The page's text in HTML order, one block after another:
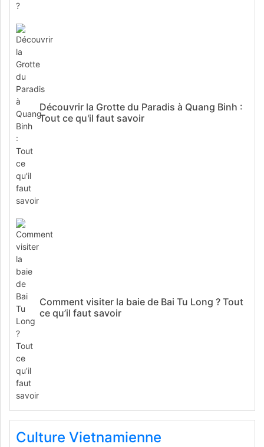
Découvrir la Grotte du Paradis à Quang Binh :
Tout ce qu'il faut savoir
Comment visiter la baie de Bai Tu Long ? Tout
ce qu’il faut savoir
Culture Vietnamienne